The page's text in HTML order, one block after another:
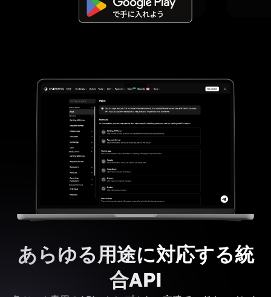
あらゆる用途に対応する統
合API